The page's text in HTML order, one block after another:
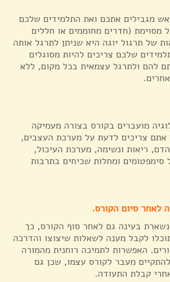
מגבילים אתכם ואת התלמידים שלכם
מסוימת (חדרים מחוממים או חללים
של תרגול יוגה היא שניתן לתרגל אותה
שלכם צריכים להיות מסוגלים
להם ולתרגל עצמאית בכל מקום, ללא
מועברים בקורס בצורה מעמיקה
אתם צריכים לדעת על מערכת העצבים,
ריאות ונשימה, מערכת העיכול,
ומחלות שכיחים בתרבות
נשארת בעינה גם לאחר סוף הקורס, כך
לקבל מענה לשאלות שיצוצו והדרכה
האפשרות לתמיכה רוחנית מהמורה
מעבר לקורס עצמו, שכן גם
קבלת התעודה.